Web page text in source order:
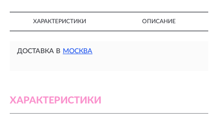
ХАРАКТЕРИСТИКИ ОПИСАНИЕ
ДОСТАВКА В МОСКВА
ХАРАКТЕРИСТИКИ